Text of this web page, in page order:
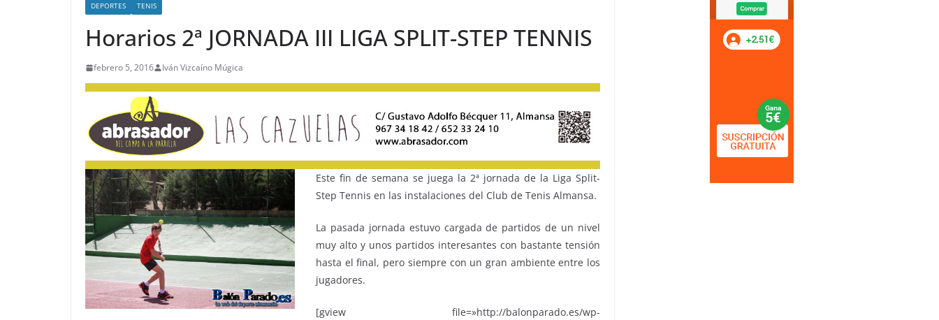
DEPORTES TENIS
Horarios 2ª JORNADA III LIGA SPLIT-STEP TENNIS
febrero 5, 2016 Iván Vizcaíno Múgica
Este fin de semana se juega la 2ª jornada de la Liga Split-
Step Tennis en las instalaciones del Club de Tenis Almansa.
La pasada jornada estuvo cargada de partidos de un nivel
muy alto y unos partidos interesantes con bastante tensión
hasta el final, pero siempre con un gran ambiente entre los
jugadores.
[gview file=»http://balonparado.es/wp-